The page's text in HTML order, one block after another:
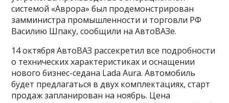
системой «Аврора» был продемонстрирован
замминистра промышленности и торговли РФ
Василию Шпаку, сообщили на АвтоВАЗе.
14 октября АвтоВАЗ рассекретил все подробности
о технических характеристиках и оснащении
нового бизнес-седана Lada Aura. Автомобиль
будет предлагаться в двух комплектациях, старт
продаж запланирован на ноябрь. Цена